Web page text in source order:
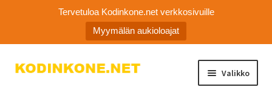
Tervetuloa Kodinkone.net verkkosivuille
Myymälän aukioloajat
Siirry
Siirry
Valikko